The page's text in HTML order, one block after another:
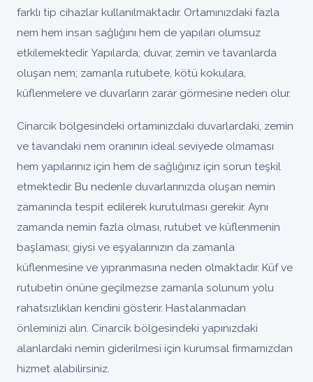
farklı tip cihazlar kullanılmaktadır. Ortamınızdaki fazla
nem hem insan sağlığını hem de yapıları olumsuz
etkilemektedir. Yapılarda; duvar, zemin ve tavanlarda
oluşan nem; zamanla rutubete, kötü kokulara,
küflenmelere ve duvarların zarar görmesine neden olur.
Cinarcik bölgesindeki ortamınızdaki duvarlardaki, zemin
ve tavandaki nem oranının ideal seviyede olmaması
hem yapılarınız için hem de sağlığınız için sorun teşkil
etmektedir. Bu nedenle duvarlarınızda oluşan nemin
zamanında tespit edilerek kurutulması gerekir. Aynı
zamanda nemin fazla olması, rutubet ve küflenmenin
başlaması; giysi ve eşyalarınızın da zamanla
küflenmesine ve yıpranmasına neden olmaktadır. Küf ve
rutubetin önüne geçilmezse zamanla solunum yolu
rahatsızlıkları kendini gösterir. Hastalanmadan
önleminizi alın. Cinarcik bölgesindeki yapınızdaki
alanlardaki nemin giderilmesi için kurumsal firmamızdan
hizmet alabilirsiniz.